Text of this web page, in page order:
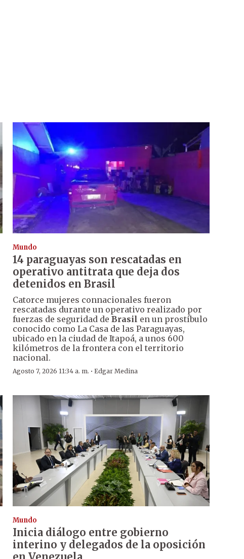
Mundo
14 paraguayas son rescatadas en
operativo antitrata que deja dos
detenidos en Brasil
Catorce mujeres connacionales fueron
rescatadas durante un operativo realizado por
fuerzas de seguridad de Brasil en un prostíbulo
conocido como La Casa de las Paraguayas,
ubicado en la ciudad de Itapoá, a unos 600
kilómetros de la frontera con el territorio
nacional.
Agosto 7, 2026 11:34 a. m. · Edgar Medina
Mundo
Inicia diálogo entre gobierno
interino y delegados de la oposición